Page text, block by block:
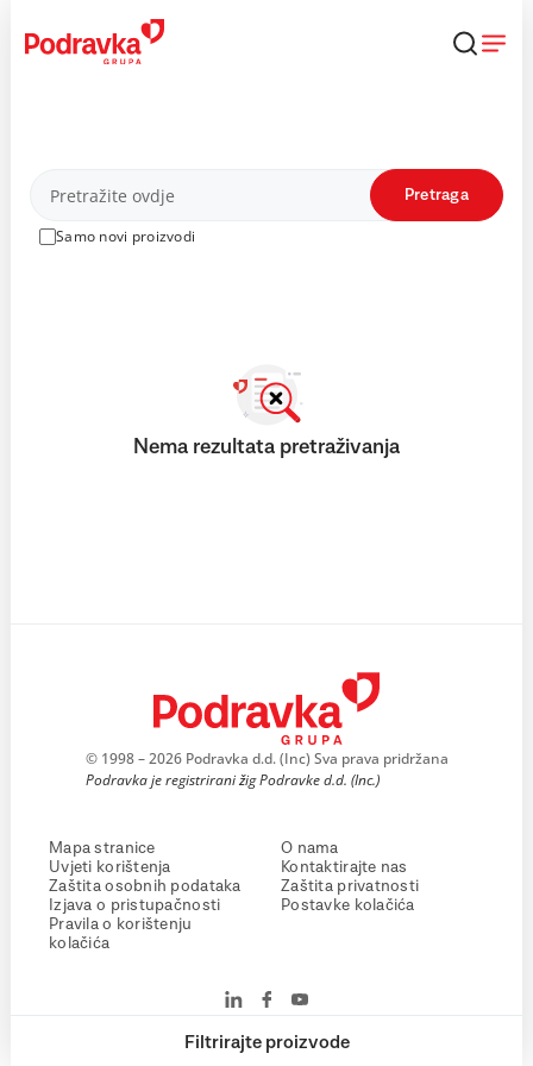
content
Proizvodi
Samo novi proizvodi
Pretraga
Filtrirajte proizvode
Nema rezultata pretraživanja
© 1998 – 2026 Podravka d.d. (Inc) Sva prava pridržana
Podravka je registrirani žig Podravke d.d. (Inc.)
Mapa stranice
Uvjeti korištenja
Zaštita osobnih podataka
Izjava o pristupačnosti
Pravila o korištenju
kolačića
O nama
Kontaktirajte nas
Zaštita privatnosti
Postavke kolačića